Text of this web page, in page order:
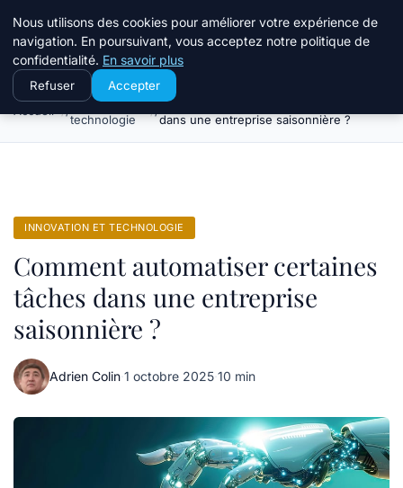
Travail Saisonnier
Innovation et
technologie
Comment automatiser certaines tâches
dans une entreprise saisonnière ?
INNOVATION ET TECHNOLOGIE
Comment automatiser certaines
tâches dans une entreprise
saisonnière ?
Adrien Colin·1 octobre 2025·10 min
Nous utilisons des cookies pour améliorer votre expérience de
navigation. En poursuivant, vous acceptez notre politique de
confidentialité. En savoir plus
Refuser Accepter